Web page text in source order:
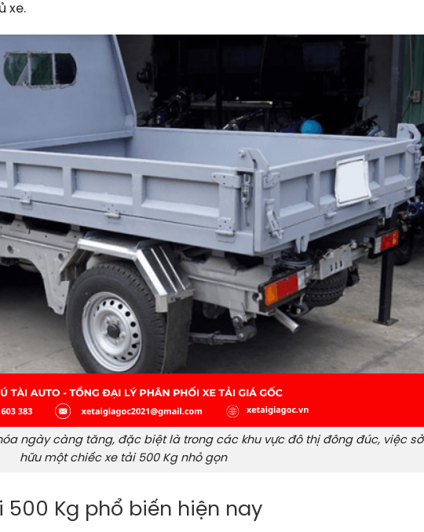
xe.
ngày càng tăng, đặc biệt là trong các khu vực đô thị đông đúc, việc sở
hữu một chiếc xe tải 500 Kg nhỏ gọn
500 Kg phổ biến hiện nay